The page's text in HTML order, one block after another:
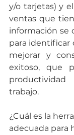
y/o tarjetas) y
ventas que
información se
para identificar
mejorar y
exitoso, que
trabajo.
¿Cuál es la
adecuada para